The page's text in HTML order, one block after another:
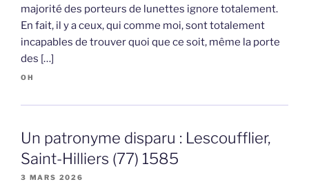
majorité des porteurs de lunettes ignore totalement.
En fait, il y a ceux, qui comme moi, sont totalement
incapables de trouver quoi que ce soit, même la porte
des […]
OH
Un patronyme disparu : Lescoufflier,
Saint-Hilliers (77) 1585
3 MARS 2026